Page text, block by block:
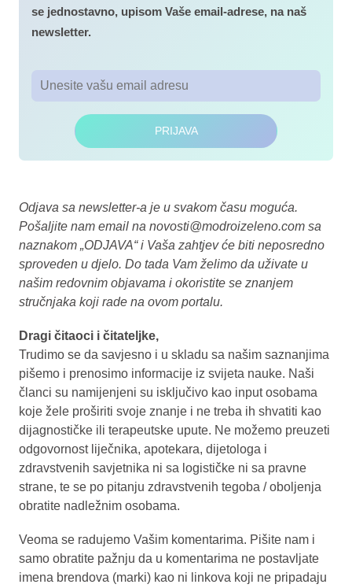
se jednostavno, upisom Vaše email-adrese, na naš
newsletter.
PRIJAVA
Odjava sa newsletter-a je u svakom času moguća.
Pošaljite nam email na novosti@modroizeleno.com sa
naznakom „ODJAVA“ i Vaša zahtjev će biti neposredno
sproveden u djelo. Do tada Vam želimo da uživate u
našim redovnim objavama i okoristite se znanjem
stručnjaka koji rade na ovom portalu.
Dragi čitaoci i čitateljke,
Trudimo se da savjesno i u skladu sa našim saznanjima
pišemo i prenosimo informacije iz svijeta nauke. Naši
članci su namijenjeni su isključivo kao input osobama
koje žele proširiti svoje znanje i ne treba ih shvatiti kao
dijagnostičke ili terapeutske upute. Ne možemo preuzeti
odgovornost liječnika, apotekara, dijetologa i
zdravstvenih savjetnika ni sa logističke ni sa pravne
strane, te se po pitanju zdravstvenih tegoba / oboljenja
obratite nadležnim osobama.
Veoma se radujemo Vašim komentarima. Pišite nam i
samo obratite pažnju da u komentarima ne postavljate
imena brendova (marki) kao ni linkova koji ne pripadaju